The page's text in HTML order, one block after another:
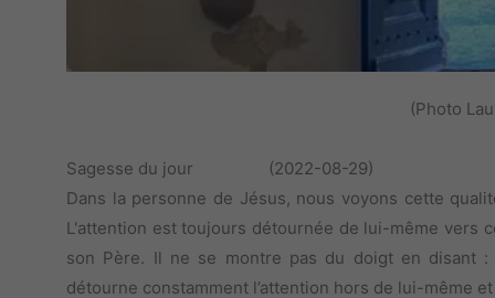
(Photo
Sagesse du jour (2022-08-29)
Dans la personne de Jésus, nous voyons cette
L'attention est toujours détournée de lui-même vers
son Père. Il ne se montre pas du doigt en disant
détourne constamment l’attention hors de lui-même